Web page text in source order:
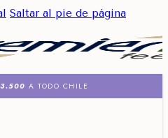
Saltar al pie de página
A TODO CHILE